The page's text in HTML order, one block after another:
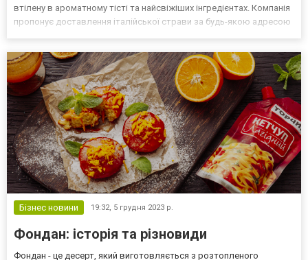
втілену в ароматному тісті та найсвіжіших інгредієнтах. Компанія
пропонує доставлення італійської страви за будь-якою адресою
Бізнес новини 19:32, 5 грудня 2023 р.
Фондан: історія та різновиди
Фондан - це десерт, який виготовляється з розтопленого